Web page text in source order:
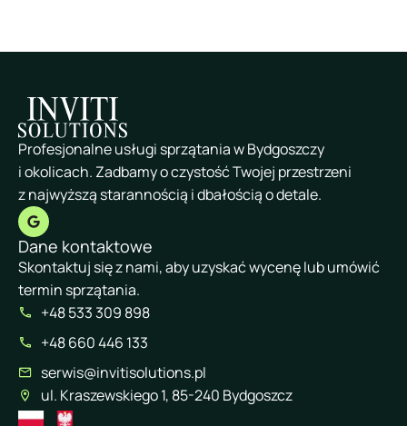
Profesjonalne usługi sprzątania w Bydgoszczy
i okolicach. Zadbamy o czystość Twojej przestrzeni
z najwyższą starannością i dbałością o detale.
Dane kontaktowe
Skontaktuj się z nami, aby uzyskać wycenę lub umówić
termin sprzątania.
+48 533 309 898
+48 660 446 133
serwis@invitisolutions.pl
ul. Kraszewskiego 1, 85-240 Bydgoszcz